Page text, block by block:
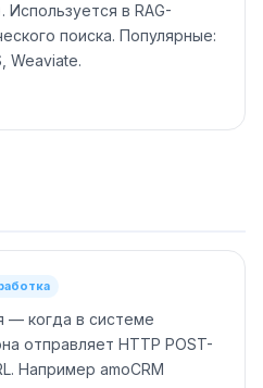
Используется в RAG-
поиска. Популярные:
Weaviate.
— когда в системе
отправляет HTTP POST-
Например amoCRM